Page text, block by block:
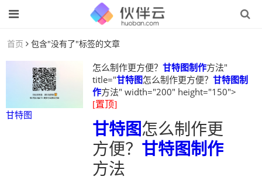
首页 包含"没有了"标签的文章
甘特图
怎么制作更方便？ 甘特图制作方法"
title="甘特图怎么制作更方便？ 甘特图制
作方法" width="200" height="150">
[置顶]
甘特图怎么制作更
方便？ 甘特图制作
方法